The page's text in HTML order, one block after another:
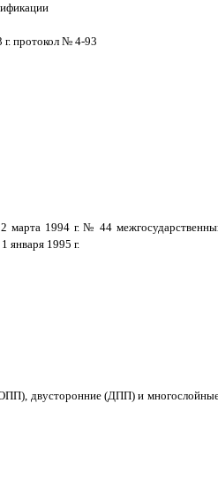
протокол № 4-93
2 марта 1994 г. № 44
января 1995 г.
(ОПП), двусторонние (ДПП) и